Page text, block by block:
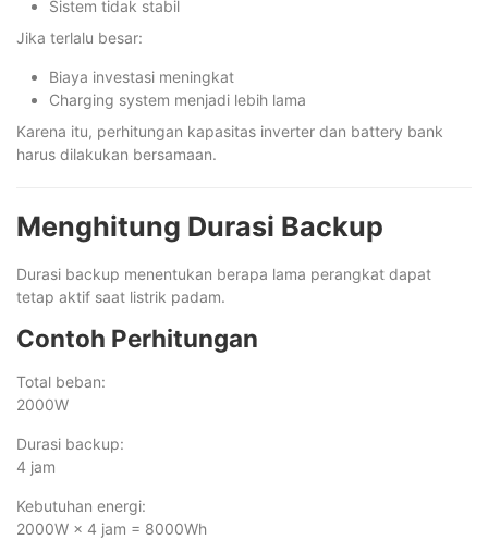
Sistem tidak stabil
Jika terlalu besar:
Biaya investasi meningkat
Charging system menjadi lebih lama
Karena itu, perhitungan kapasitas inverter dan battery bank
harus dilakukan bersamaan.
Menghitung Durasi Backup
Durasi backup menentukan berapa lama perangkat dapat
tetap aktif saat listrik padam.
Contoh Perhitungan
Total beban:
2000W
Durasi backup:
4 jam
Kebutuhan energi:
2000W × 4 jam = 8000Wh